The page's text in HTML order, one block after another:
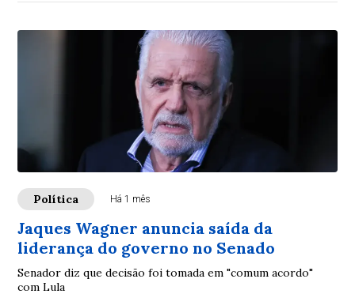
Política Há 1 mês
Jaques Wagner anuncia saída da
liderança do governo no Senado
Senador diz que decisão foi tomada em "comum acordo"
com Lula